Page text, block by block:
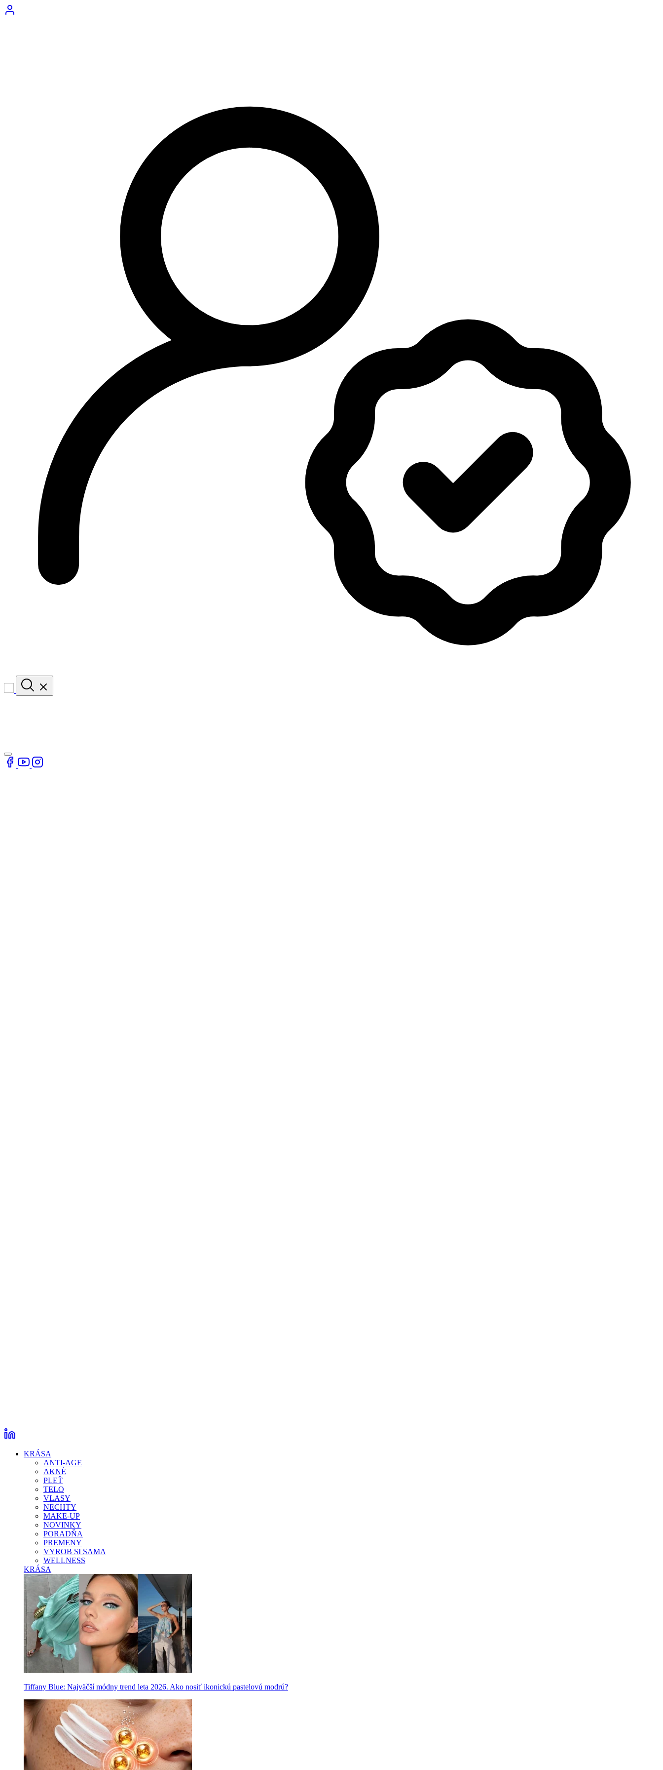
KRÁSA
ANTI-AGE
AKNÉ
PLEŤ
TELO
VLASY
NECHTY
MAKE-UP
NOVINKY
PORADŇA
PREMENY
VYROB SI SAMA
WELLNESS
KRÁSA
Tiffany Blue: Najväčší módny trend leta 2026. Ako nosiť ikonickú pastelovú modrú?